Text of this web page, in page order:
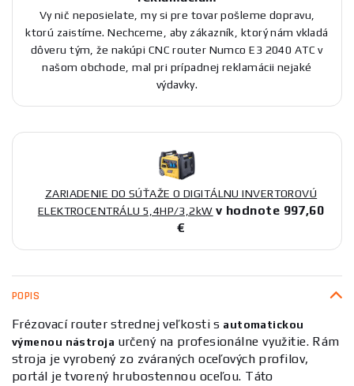
Vy nič neposielate, my si pre tovar pošleme dopravu,
ktorú zaistíme. Nechceme, aby zákazník, ktorý nám vkladá
dôveru tým, že nakúpi CNC router Numco E3 2040 ATC v
našom obchode, mal pri prípadnej reklamácii nejaké
výdavky.
ZARIADENIE DO SÚŤAŽE O DIGITÁLNU INVERTOROVÚ
ELEKTROCENTRÁLU 5,4HP/3,2kW v hodnote 997,60
€
POPIS
Frézovací router strednej veľkosti s automatickou
výmenou nástroja určený na profesionálne využitie. Rám
stroja je vyrobený zo zváraných oceľových profilov,
portál je tvorený hrubostennou oceľou. Táto